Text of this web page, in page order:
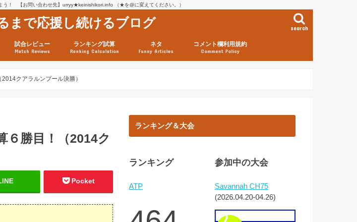
う！ 【お問い合わせ先】urryy★keinishikori.info （★を@に変えてください。）
まで応援し続けるブログ search
試合レビュー
Match Reviews
ランキング試算
Ranking Calculation
ネタ
Funny Articles
コメント欄利用規約
Comment Policy
クアラルンプール決勝）
６勝目！（2014ク
Pocket
ランキング＆大会
ランキング
ATP
参加中の大会
Savannah CH75
(2026.04.20-04.26)